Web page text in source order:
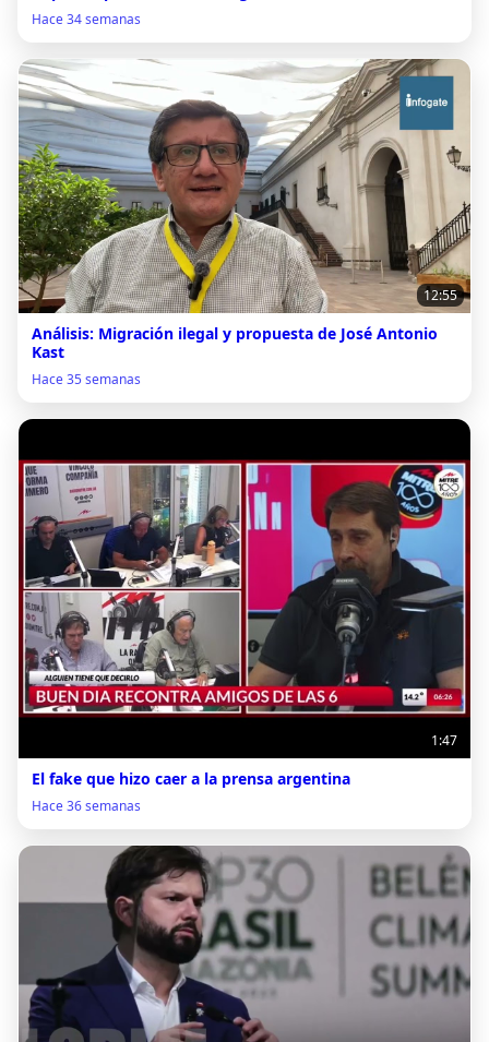
Hace 34 semanas
12:55
Análisis: Migración ilegal y propuesta de José Antonio
Kast
Hace 35 semanas
1:47
El fake que hizo caer a la prensa argentina
Hace 36 semanas